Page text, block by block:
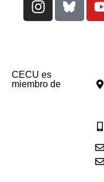
CECU es
miembro de